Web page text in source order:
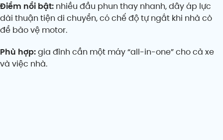
Điểm nổi bật: nhiều đầu phun thay nhanh, dây áp lực
dài thuận tiện di chuyển, có chế độ tự ngắt khi nhả cò
để bảo vệ motor.
Phù hợp:gia đình cần một máy “all-in-one” cho cả xe
và việc nhà.